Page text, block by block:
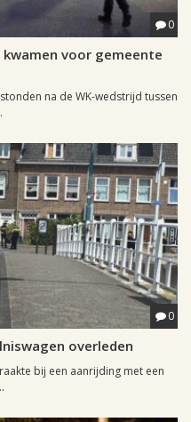
0
kwamen voor gemeente
na de WK-wedstrijd tussen
0
overleden
bij een aanrijding met een